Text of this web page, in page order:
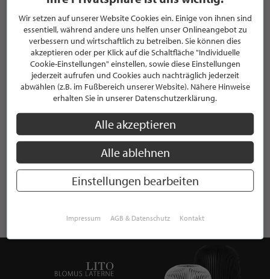
EXPERTENINTERVIEW
Carmen Seel
Inhaberin | Originalfelgen 24
Originalfelgen24 – Leidenschaft
für Originalfelgen seit vielen
Jahren
WEITERE EXPERTENINTERVIEWS LESEN
Wir setzen auf unserer Website Cookies ein. Einige von ihnen sind
essentiell, während andere uns helfen unser Onlineangebot zu
verbessern und wirtschaftlich zu betreiben. Sie können dies
akzeptieren oder per Klick auf die Schaltfläche "Individuelle
Cookie-Einstellungen" einstellen, sowie diese Einstellungen
jederzeit aufrufen und Cookies auch nachträglich jederzeit
abwählen (z.B. im Fußbereich unserer Website). Nähere Hinweise
erhalten Sie in unserer Datenschutzerklärung.
Alle akzeptieren
Alle ablehnen
Einstellungen bearbeiten
Impressum AGB & Datenschutz Kontakt